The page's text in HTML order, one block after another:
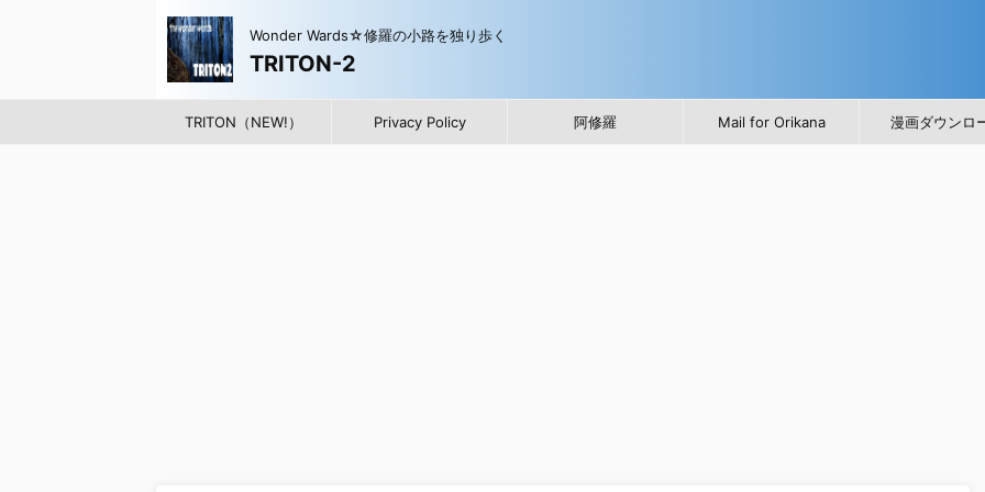
Wonder Wards☆修羅の小路を独り歩く
TRITON-2
TRITON（NEW!） Privacy Policy 阿修羅 Mail for Orikana 漫画ダウンロ